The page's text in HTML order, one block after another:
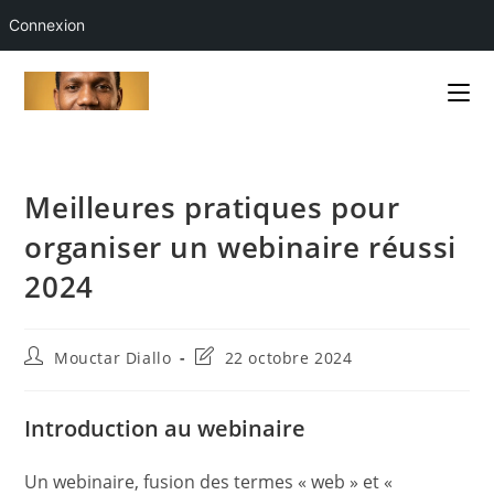
Connexion
Meilleures pratiques pour
organiser un webinaire réussi
2024
Auteur/autrice
publication :
Mouctar Diallo
Dernière
publication :
22 octobre 2024
Introduction au webinaire
Un webinaire, fusion des termes « web » et «